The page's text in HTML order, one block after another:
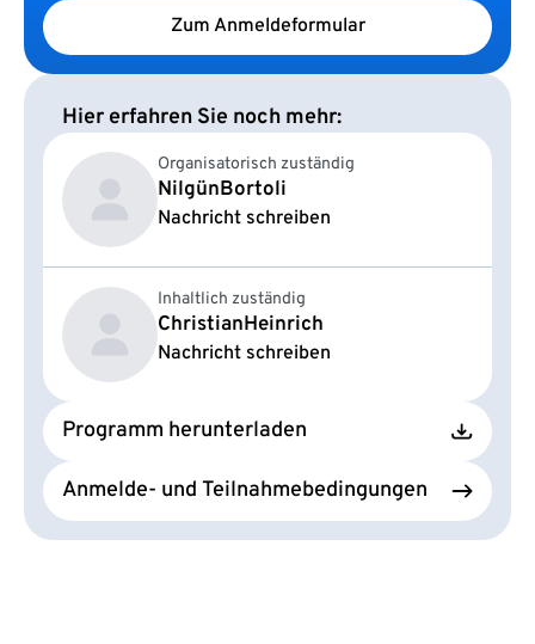
Zum Anmeldeformular
Hier erfahren Sie noch mehr:
Organisatorisch zuständig
NilgünBortoli
Nachricht schreiben
Inhaltlich zuständig
ChristianHeinrich
Nachricht schreiben
Programm herunterladen
Anmelde- und Teilnahmebedingungen